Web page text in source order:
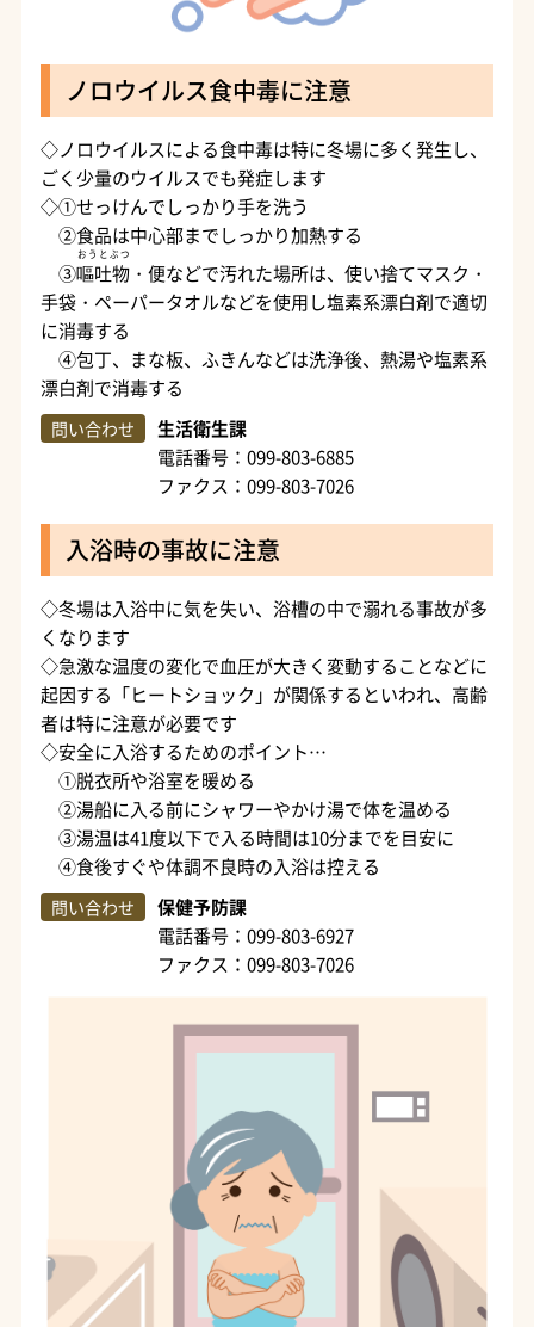
ノロウイルス食中毒に注意
◇ノロウイルスによる食中毒は特に冬場に多く発生し、
ごく少量のウイルスでも発症します
◇①せっけんでしっかり手を洗う
②食品は中心部までしっかり加熱する
③嘔吐物
おうとぶつ
・便などで汚れた場所は、使い捨てマスク・
手袋・ペーパータオルなどを使用し塩素系漂白剤で適切
に消毒する
④包丁、まな板、ふきんなどは洗浄後、熱湯や塩素系
漂白剤で消毒する
問い合わせ
生活衛生課
電話番号：099-803-6885
ファクス：099-803-7026
入浴時の事故に注意
◇冬場は入浴中に気を失い、浴槽の中で溺れる事故が多
くなります
◇急激な温度の変化で血圧が大きく変動することなどに
起因する「ヒートショック」が関係するといわれ、高齢
者は特に注意が必要です
◇安全に入浴するためのポイント…
①脱衣所や浴室を暖める
②湯船に入る前にシャワーやかけ湯で体を温める
③湯温は41度以下で入る時間は10分までを目安に
④食後すぐや体調不良時の入浴は控える
問い合わせ
保健予防課
電話番号：099-803-6927
ファクス：099-803-7026